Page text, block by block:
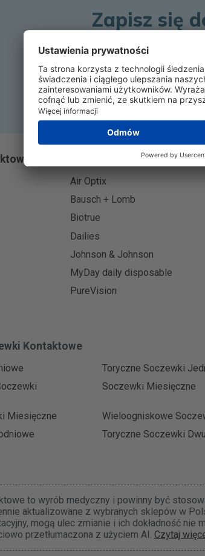
Zapisz się
Air Optix
Bausch + Lomb
Biotrue
Dailies
Johnson & Johnson
MyDay daily disposable
PureVision
Kontaktowe
Toryczne Soczewki
Soczewki Miesięczne
Miesięczne
Wieloogniskowe
Toryczne Soczewki
to wyrób medyczny i powinny być
aktualizowane z wybranych sklepów w
mogą ulec zmianie i ich dokładność
przetłumaczona z użyciem AI. Czytaj